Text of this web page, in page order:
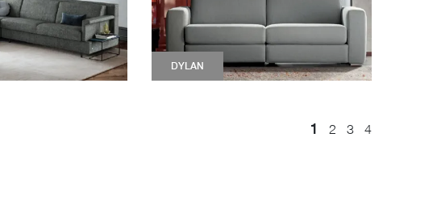
DYLAN
1 2 3 4